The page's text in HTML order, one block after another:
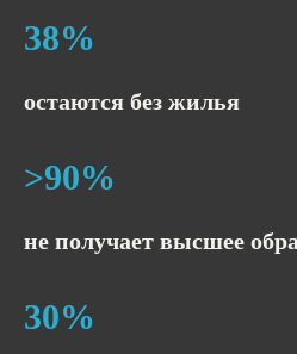
38%
остаются без жилья
>90%
не получает высшее
30%